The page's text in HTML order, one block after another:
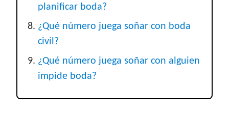
planificar boda?
¿Qué número juega soñar con boda
civil?
¿Qué número juega soñar con alguien
impide boda?